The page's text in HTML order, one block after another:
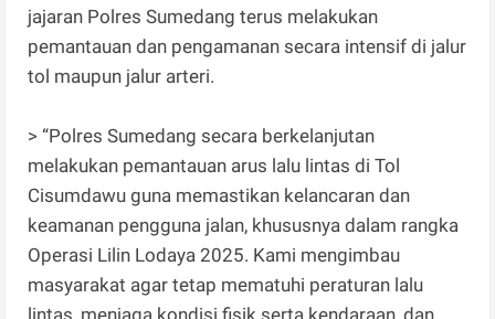
jajaran Polres Sumedang terus melakukan
pemantauan dan pengamanan secara intensif di jalur
tol maupun jalur arteri.
> “Polres Sumedang secara berkelanjutan
melakukan pemantauan arus lalu lintas di Tol
Cisumdawu guna memastikan kelancaran dan
keamanan pengguna jalan, khususnya dalam rangka
Operasi Lilin Lodaya 2025. Kami mengimbau
masyarakat agar tetap mematuhi peraturan lalu